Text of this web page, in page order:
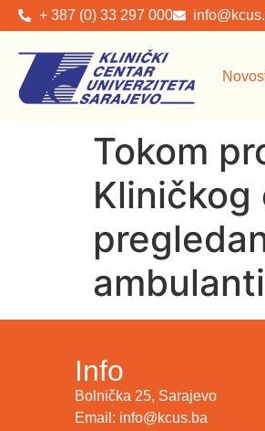
+ 387 (0) 33 297 000
Tokom
Kliničkog
Info
Bolnička 25, Sarajevo
Email: info@kcus.ba